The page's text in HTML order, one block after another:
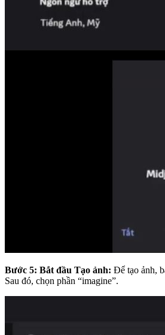
Bước 5: Bắt đầu Tạo ảnh: Để tạo ảnh,
Sau đó, chọn phần “imagine”.